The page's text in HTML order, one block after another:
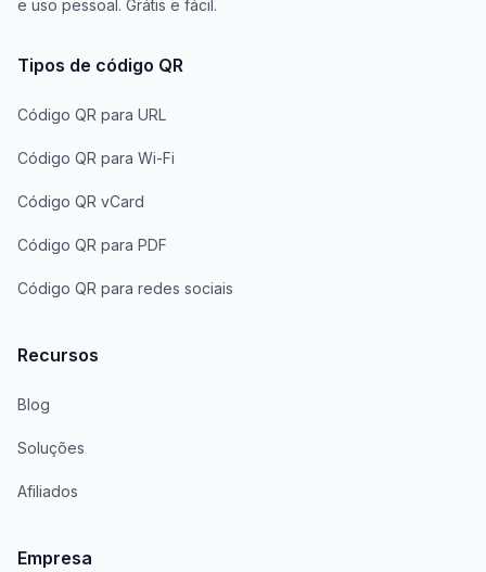
e uso pessoal. Grátis e fácil.
Tipos de código QR
Código QR para URL
Código QR para Wi-Fi
Código QR vCard
Código QR para PDF
Código QR para redes sociais
Recursos
Blog
Soluções
Afiliados
Empresa